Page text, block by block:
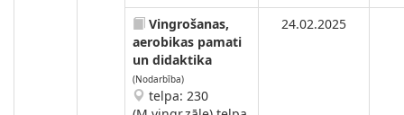
Vingrošanas,
aerobikas pamati
un didaktika
(Nodarbība)
telpa: 230
24.02.2025